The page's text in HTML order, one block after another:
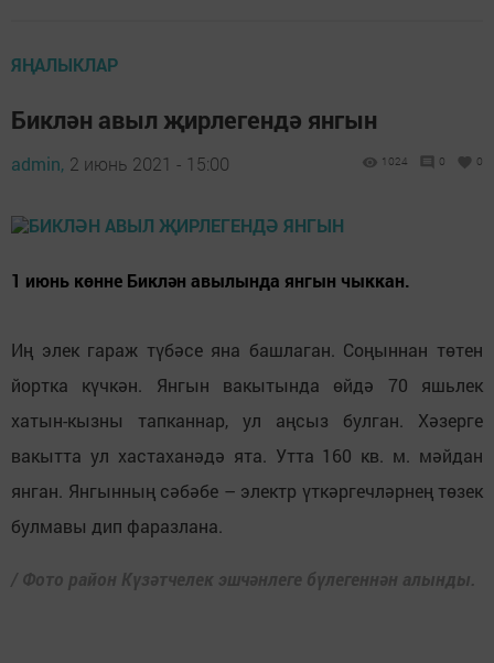
ЯҢАЛЫКЛАР
Биклән авыл җирлегендә янгын
admin, 2 июнь 2021 - 15:00 1024 0 0
1 июнь көнне Биклән авылында янгын чыккан.
Иң элек гараж түбәсе яна башлаган. Соңыннан төтен
йортка күчкән. Янгын вакытында өйдә 70 яшьлек
хатын-кызны тапканнар, ул аңсыз булган. Хәзерге
вакытта ул хастаханәдә ята. Утта 160 кв. м. мәйдан
янган. Янгынның сәбәбе – электр үткәргечләрнең төзек
булмавы дип фаразлана.
/ Фото район Күзәтчелек эшчәнлеге бүлегеннән алынды.